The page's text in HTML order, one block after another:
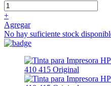
+
Agregar
No hay suficiente stock